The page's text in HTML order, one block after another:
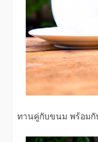
ทานคู่กับขนม พร้อมกั